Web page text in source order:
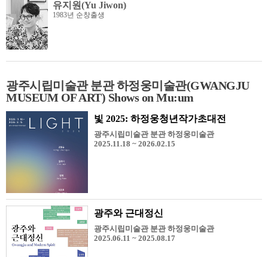
유지원(Yu Jiwon)
1983년 순창출생
광주시립미술관 분관 하정웅미술관(GWANGJU
MUSEUM OF ART) Shows on Mu:um
빛 2025: 하정웅청년작가초대전
광주시립미술관 분관 하정웅미술관
2025.11.18 ~ 2026.02.15
광주와 근대정신
광주시립미술관 분관 하정웅미술관
2025.06.11 ~ 2025.08.17